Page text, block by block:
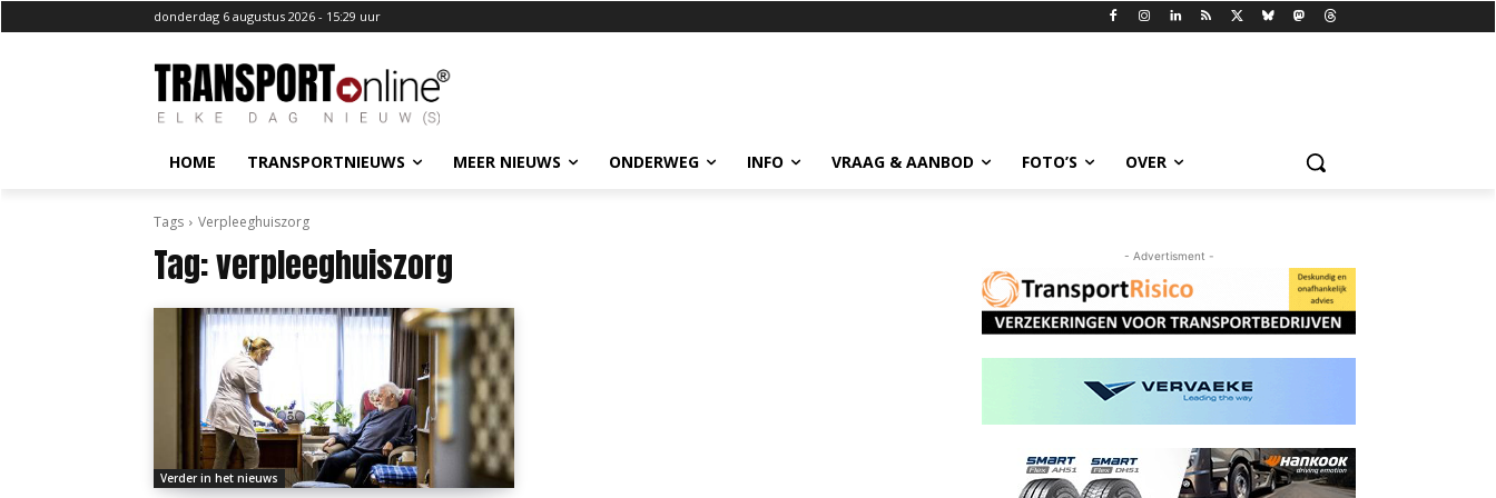
donderdag 6 augustus 2026 - 15:29 uur
HOME TRANSPORTNIEUWS MEER NIEUWS ONDERWEG INFO VRAAG & AANBOD FOTO’S OVER
Tags Verpleeghuiszorg
Tag:verpleeghuiszorg
Verder in het nieuws
- Advertisment -